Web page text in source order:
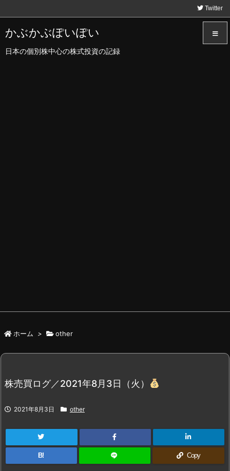
かぶかぶぽいぽい
日本の個別株中心の株式投資の記録
Twitter
ホーム > other
株売買ログ／2021年8月3日（火）
2021年8月3日 other
B! Copy